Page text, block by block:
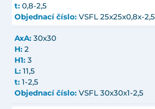
t: 0,8-2,5
Objednací číslo: VSFL 25x25x0,8x-2,5
AxA: 30x30
H: 2
H1: 3
L: 11,5
t: 1-2,5
Objednací číslo: VSFL 30x30x1-2,5